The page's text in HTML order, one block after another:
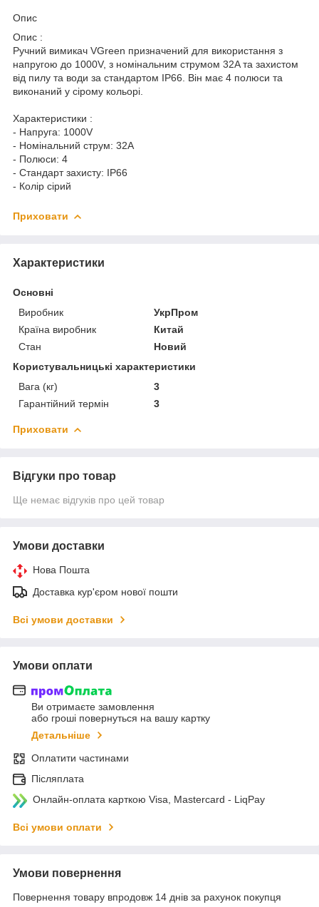
Опис
Опис :
Ручний вимикач VGreen призначений для використання з
напругою до 1000V, з номінальним струмом 32A та захистом
від пилу та води за стандартом IP66. Він має 4 полюси та
виконаний у сірому кольорі.
Характеристики :
- Напруга: 1000V
- Номінальний струм: 32A
- Полюси: 4
- Стандарт захисту: IP66
- Колір сірий
Приховати
Характеристики
Основні
Виробник
УкрПром
Країна виробник
Китай
Стан
Новий
Користувальницькі характеристики
Вага (кг)
3
Гарантійний термін
3
Приховати
Відгуки про товар
Ще немає відгуків про цей товар
Умови доставки
Нова Пошта
Доставка кур'єром нової пошти
Всі умови доставки
Умови оплати
Ви отримаєте замовлення
або гроші повернуться на вашу картку
Детальніше
Оплатити частинами
Післяплата
Онлайн-оплата карткою Visa, Mastercard - LiqPay
Всі умови оплати
Умови повернення
Повернення товару впродовж 14 днів за рахунок покупця